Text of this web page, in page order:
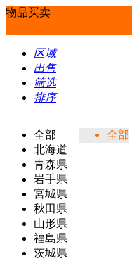
物品买卖
区域
出售
筛选
排序
全部
北海道
青森県
岩手県
宮城県
秋田県
山形県
福島県
茨城県
全部